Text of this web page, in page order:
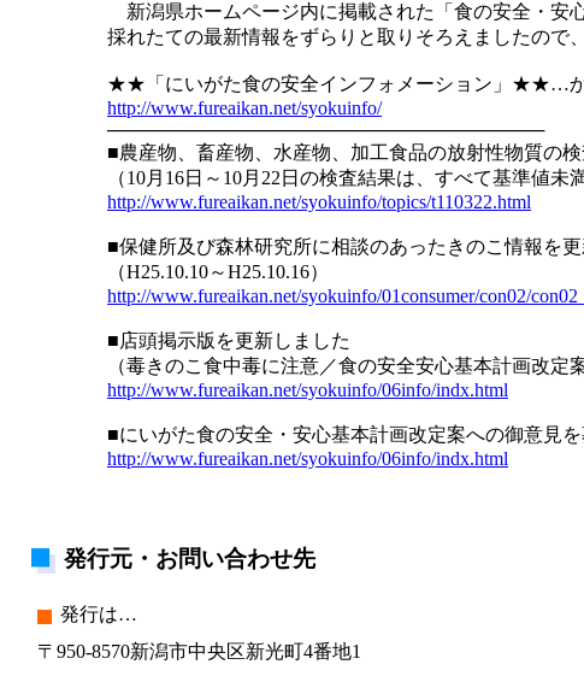
新潟県ホームページ内に掲載された「食の安全・安
採れたての最新情報をずらりと取りそろえましたので
★★「にいがた食の安全インフォメーション」★★…か
http://www.fureaikan.net/syokuinfo/
─────────────────────────────────
■農産物、畜産物、水産物、加工食品の放射性物質の
（10月16日～10月22日の検査結果は、すべて基準値未
http://www.fureaikan.net/syokuinfo/topics/t110322.html
■保健所及び森林研究所に相談のあったきのこ情報を
（H25.10.10～H25.10.16）
http://www.fureaikan.net/syokuinfo/01consumer/con02/
■店頭掲示版を更新しました
（毒きのこ食中毒に注意／食の安全安心基本計画改定
http://www.fureaikan.net/syokuinfo/06info/indx.html
■にいがた食の安全・安心基本計画改定案への御意見を
http://www.fureaikan.net/syokuinfo/06info/indx.html
発行元・お問い合わせ先
発行は…
〒950-8570新潟市中央区新光町4番地1